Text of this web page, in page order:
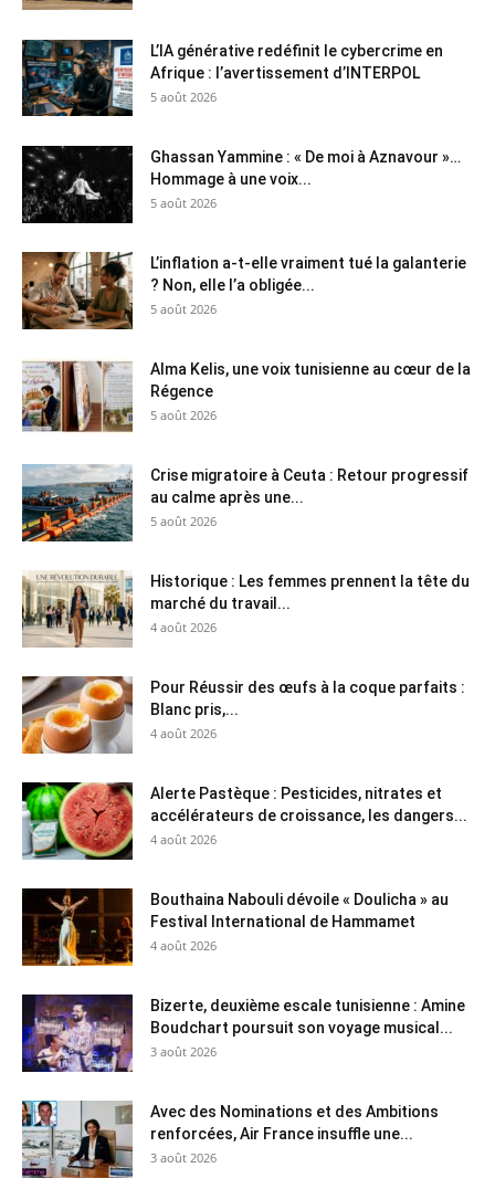
L’IA générative redéfinit le cybercrime en
Afrique : l’avertissement d’INTERPOL
5 août 2026
Ghassan Yammine : « De moi à Aznavour »…
Hommage à une voix...
5 août 2026
L’inflation a-t-elle vraiment tué la galanterie
? Non, elle l’a obligée...
5 août 2026
Alma Kelis, une voix tunisienne au cœur de la
Régence
5 août 2026
Crise migratoire à Ceuta : Retour progressif
au calme après une...
5 août 2026
Historique : Les femmes prennent la tête du
marché du travail...
4 août 2026
Pour Réussir des œufs à la coque parfaits :
Blanc pris,...
4 août 2026
Alerte Pastèque : Pesticides, nitrates et
accélérateurs de croissance, les dangers...
4 août 2026
Bouthaina Nabouli dévoile « Doulicha » au
Festival International de Hammamet
4 août 2026
Bizerte, deuxième escale tunisienne : Amine
Boudchart poursuit son voyage musical...
3 août 2026
Avec des Nominations et des Ambitions
renforcées, Air France insuffle une...
3 août 2026